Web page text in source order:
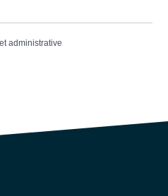
administrative